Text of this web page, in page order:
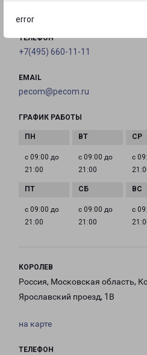
error
ТЕЛЕФОН
+7(495) 660-11-11
EMAIL
pecom@pecom.ru
ГРАФИК РАБОТЫ
с 09:00 до
21:00
с 09:00 до
21:00
с
с 09:00 до
21:00
с 09:00 до
21:00
с
КОРОЛЕВ
Россия, Московская область,
Ярославский проезд, 1В
на карте
ТЕЛЕФОН